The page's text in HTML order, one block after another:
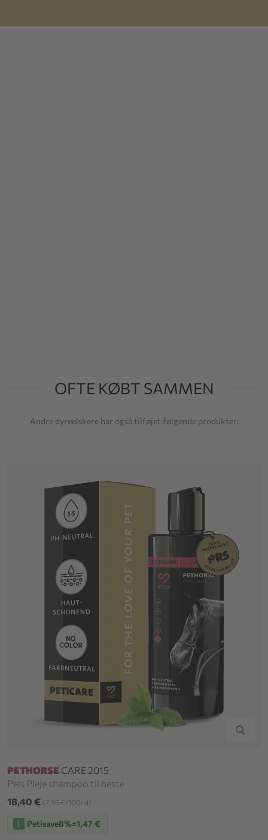
OFTE KØBT SAMMEN
Andre dyreelskere har også tilføjet følgende produkter:
PETHORSE CARE 2015
Pels Pleje shampoo til heste
18,40 € (7,36 €/100ml)
Petisave8%=1,47 €